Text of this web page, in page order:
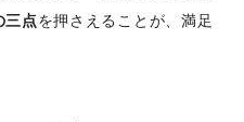
三点を押さえることが、満足